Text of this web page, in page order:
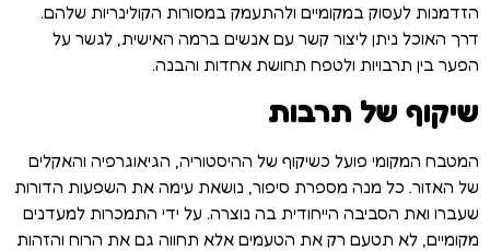
הזדמנות לעסוק במקומיים ולהתעמק במסורות הקולינריות שלהם.
דרך האוכל ניתן ליצור קשר עם אנשים ברמה האישית, לגשר על
הפער בין תרבויות ולטפח תחושת אחדות והבנה.
שיקוף של תרבות
המטבח המקומי פועל כשיקוף של ההיסטוריה, הגיאוגרפיה והאקלים
של האזור. כל מנה מספרת סיפור, נושאת עימה את השפעות הדורות
שעברו ואת הסביבה הייחודית בה נוצרה. על ידי התמכרות למעדנים
מקומיים, לא תטעם רק את הטעמים אלא תחווה גם את הרוח והזהות